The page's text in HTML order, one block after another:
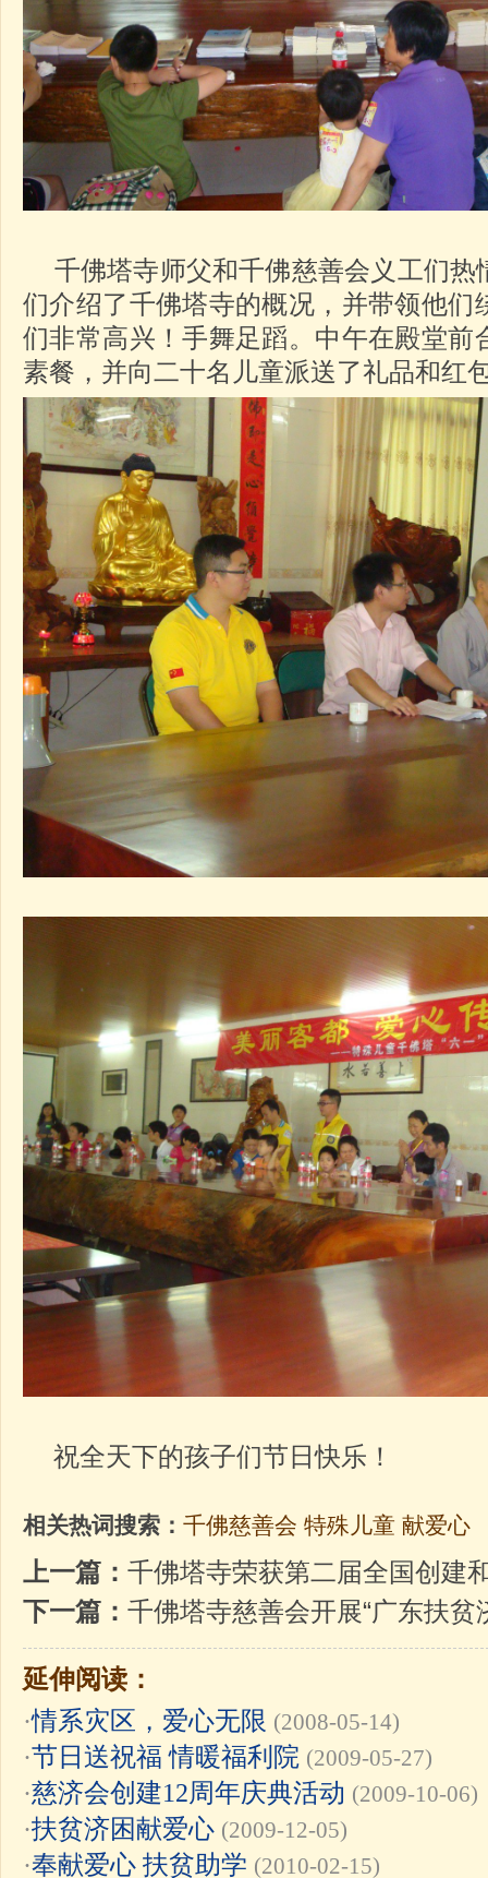
千佛塔寺师父和千佛慈善会义工们热
们介绍了千佛塔寺的概况，并带领他们
们非常高兴！手舞足蹈。中午在殿堂前
素餐，并向二十名儿童派送了礼品和红
祝全天下的孩子们节日快乐！
相关热词搜索： 千佛慈善会 特殊儿童 献爱心
上一篇： 千佛塔寺荣获第二届全国创建
下一篇： 千佛塔寺慈善会开展“广东扶贫
延伸阅读：
·情系灾区，爱心无限 (2008-05-14)
·节日送祝福 情暖福利院 (2009-05-27)
·慈济会创建12周年庆典活动 (2009-10-06)
·扶贫济困献爱心 (2009-12-05)
·奉献爱心 扶贫助学 (2010-02-15)